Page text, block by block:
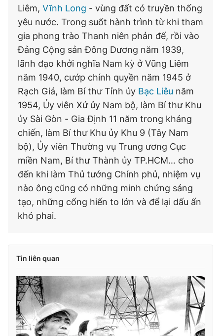
Liêm, Vĩnh Long - vùng đất có truyền thống
yêu nước. Trong suốt hành trình từ khi tham
gia phong trào Thanh niên phản đế, rồi vào
Đảng Cộng sản Đông Dương năm 1939,
lãnh đạo khởi nghĩa Nam kỳ ở Vũng Liêm
năm 1940, cướp chính quyền năm 1945 ở
Rạch Giá, làm Bí thư Tỉnh ủy Bạc Liêu năm
1954, Ủy viên Xứ ủy Nam bộ, làm Bí thư Khu
ủy Sài Gòn - Gia Định 11 năm trong kháng
chiến, làm Bí thư Khu ủy Khu 9 (Tây Nam
bộ), Ủy viên Thường vụ Trung ương Cục
miền Nam, Bí thư Thành ủy TP.HCM… cho
đến khi làm Thủ tướng Chính phủ, nhiệm vụ
nào ông cũng có những minh chứng sáng
tạo, những cống hiến to lớn và để lại dấu ấn
khó phai.
Tin liên quan